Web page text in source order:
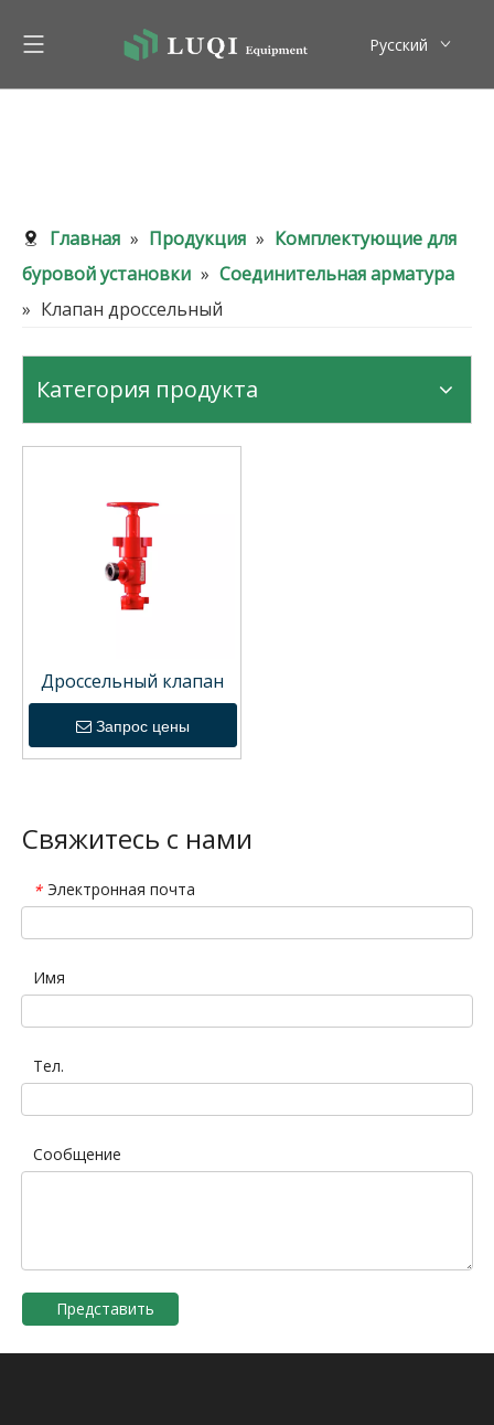
Pусский
Главная » Продукция » Комплектующие для
буровой установки » Соединительная арматура
» Клапан дроссельный
Категория продукта
Дроссельный клапан
Запрос цены
Свяжитесь с нами
* Электронная почта
Имя
Тел.
Сообщение
Представить